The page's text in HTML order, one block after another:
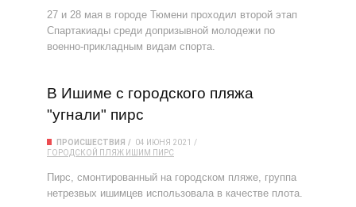
27 и 28 мая в городе Тюмени проходил второй этап
Спартакиады среди допризывной молодежи по
военно-прикладным видам спорта.
В Ишиме с городского пляжа
"угнали" пирс
ПРОИСШЕСТВИЯ
04 ИЮНЯ 2021
ГОРОДСКОЙ ПЛЯЖ ИШИМ ПИРС
Пирс, смонтированный на городском пляже, группа
нетрезвых ишимцев использовала в качестве плота.